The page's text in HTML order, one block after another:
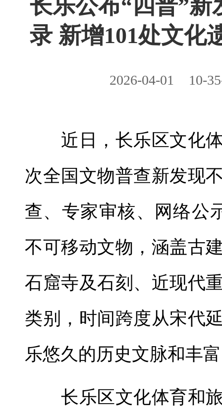
长乐公布“四普”
录 新增101处文化
2026-04-01 10-
近日，长乐区文化体
次全国文物普查新发现
查、专家审核、网络公
不可移动文物，涵盖古
石窟寺及石刻、近现代
类别，时间跨度从宋代
乐悠久的历史文脉和丰
长乐区文化体育和旅